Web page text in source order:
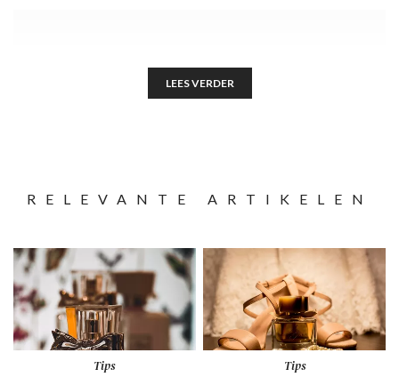
LEES VERDER
RELEVANTE ARTIKELEN
Tips Tips